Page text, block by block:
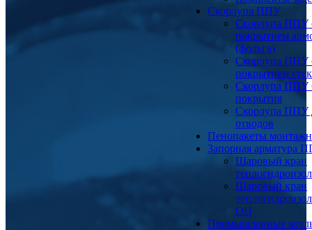
Скорлупа ППУ
Скорлупа ППУ
покрытием
(фольга)
Скорлупа ППУ
покрытием
Скорлупа ППУ
покрытия
Скорлупа ППУ
отводов
Пенопакеты
Запорная арматура
Шаровый кран
Шаровый кран
ОЦ
Промышленные